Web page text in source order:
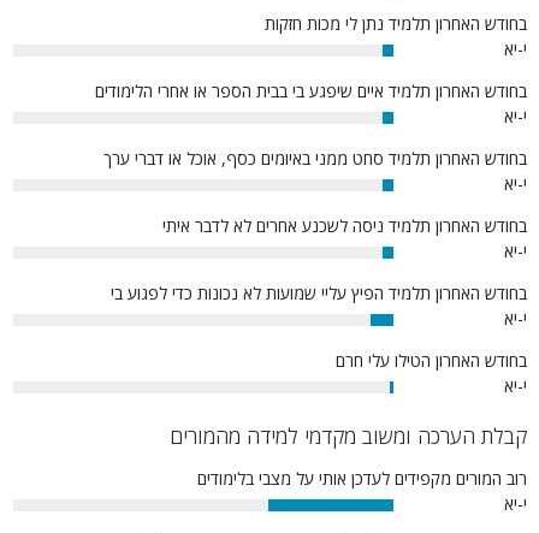
בחודש האחרון תלמיד נתן לי מכות חזקות
י-יא
3%
בחודש האחרון תלמיד איים שיפגע בי בבית הספר או אחרי הלימודים
י-יא
3%
בחודש האחרון תלמיד סחט ממני באיומים כסף, אוכל או דברי ערך
י-יא
3%
בחודש האחרון תלמיד ניסה לשכנע אחרים לא לדבר איתי
י-יא
3%
בחודש האחרון תלמיד הפיץ עליי שמועות לא נכונות כדי לפגוע בי
י-יא
6%
בחודש האחרון הטילו עלי חרם
י-יא
1%
קבלת הערכה ומשוב מקדמי למידה מהמורים
רוב המורים מקפידים לעדכן אותי על מצבי בלימודים
י-יא
33%